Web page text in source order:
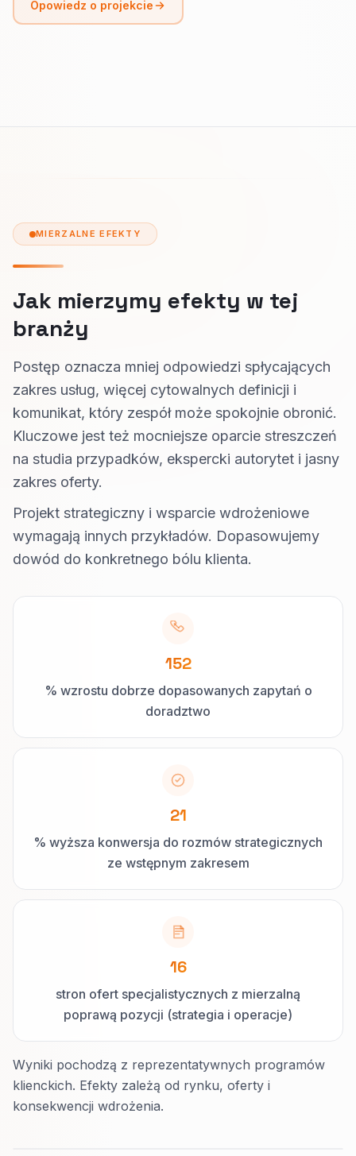
Opowiedz o projekcie
MIERZALNE EFEKTY
Jak mierzymy efekty w tej
branży
Postęp oznacza mniej odpowiedzi spłycających
zakres usług, więcej cytowalnych definicji i
komunikat, który zespół może spokojnie obronić.
Kluczowe jest też mocniejsze oparcie streszczeń
na studia przypadków, ekspercki autorytet i jasny
zakres oferty.
Projekt strategiczny i wsparcie wdrożeniowe
wymagają innych przykładów. Dopasowujemy
dowód do konkretnego bólu klienta.
152
% wzrostu dobrze dopasowanych zapytań o
doradztwo
21
% wyższa konwersja do rozmów strategicznych
ze wstępnym zakresem
16
stron ofert specjalistycznych z mierzalną
poprawą pozycji (strategia i operacje)
Wyniki pochodzą z reprezentatywnych programów
klienckich. Efekty zależą od rynku, oferty i
konsekwencji wdrożenia.